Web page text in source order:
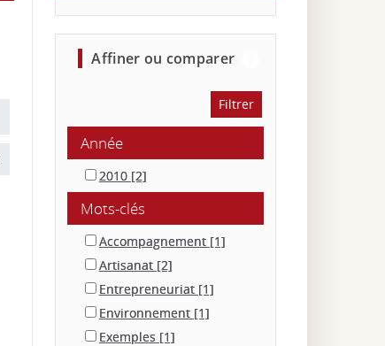
affiner ou comparer
Année
2010 [2]
Mots-clés
Accompagnement [1]
Artisanat [2]
Entrepreneuriat [1]
Environnement [1]
Exemples [1]